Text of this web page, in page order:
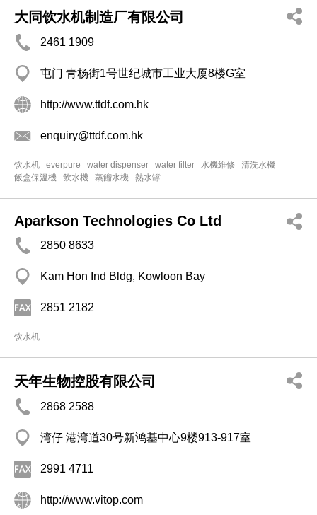
大同饮水机制造厂有限公司
2461 1909
屯门 青杨街1号世纪城市工业大厦8楼G室
http://www.ttdf.com.hk
enquiry@ttdf.com.hk
饮水机 everpure water dispenser water filter 水機維修
清洗水機
飯盒保溫機
飲水機 蒸餾水機 熱水罉
Aparkson Technologies Co Ltd
2850 8633
Kam Hon Ind Bldg, Kowloon Bay
2851 2182
饮水机
天年生物控股有限公司
2868 2588
湾仔 港湾道30号新鸿基中心9楼913-917室
2991 4711
http://www.vitop.com